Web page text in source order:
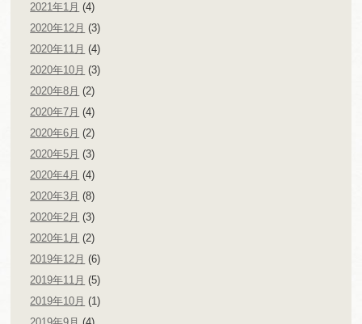
2021年1月 (4)
2020年12月 (3)
2020年11月 (4)
2020年10月 (3)
2020年8月 (2)
2020年7月 (4)
2020年6月 (2)
2020年5月 (3)
2020年4月 (4)
2020年3月 (8)
2020年2月 (3)
2020年1月 (2)
2019年12月 (6)
2019年11月 (5)
2019年10月 (1)